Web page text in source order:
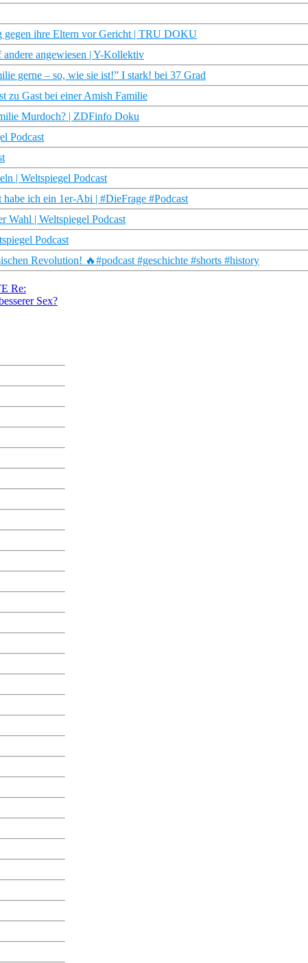
ihre Eltern vor Gericht | TRU DOKU
angewiesen | Y-Kollektiv
gerne – so, wie sie ist!” I stark! bei 37 Grad
zu Gast bei einer Amish Familie
Murdoch? | ZDFinfo Doku
Podcast
| Weltspiegel Podcast
ich ein 1er-Abi | #DieFrage #Podcast
Wahl | Weltspiegel Podcast
Podcast
Revolution! 🔥#podcast #geschichte #shorts #history
Re:
Sex?